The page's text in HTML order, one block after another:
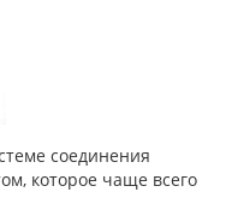
соединения
которое чаще всего